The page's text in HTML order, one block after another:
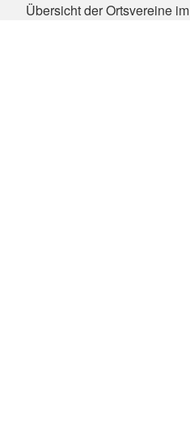
Übersicht der Ortsvereine